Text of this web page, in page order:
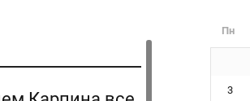
Пн
3